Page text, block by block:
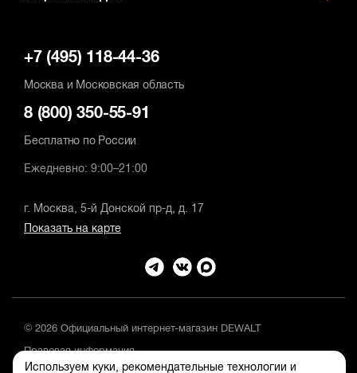
Используем куки, рекомендательные технологии и
+7 (495) 118-44-36
Москва и Московская область
8 (800) 350-55-91
Бесплатно по России
Ежедневно: 9:00–21:00
г. Москва, 5-й Донской пр-д, д. 17
Показать на карте
© 2026 Официальный интернет-магазин DEWALT
Правовая информация